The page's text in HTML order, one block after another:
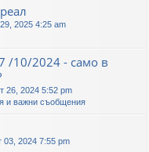
2025 4:25 am
/10/2024 - само в
26, 2024 5:52 pm
и важни съобщения
03, 2024 7:55 pm